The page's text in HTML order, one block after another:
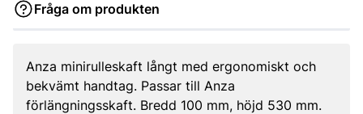
Fråga om produkten
Anza minirulleskaft långt med ergonomiskt och
bekvämt handtag. Passar till Anza
förlängningsskaft. Bredd 100 mm, höjd 530 mm.